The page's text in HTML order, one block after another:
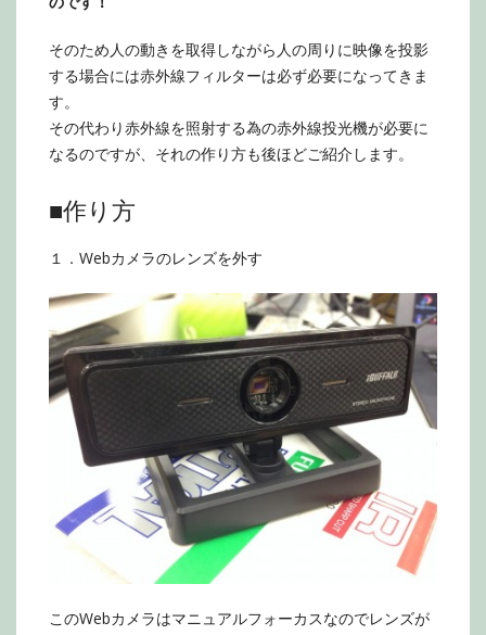
そのため人の動きを取得しながら人の周りに映像を投影
する場合には赤外線フィルターは必ず必要になってきま
す。
その代わり赤外線を照射する為の赤外線投光機が必要に
なるのですが、それの作り方も後ほどご紹介します。
■作り方
１．Webカメラのレンズを外す
このWebカメラはマニュアルフォーカスなのでレンズが